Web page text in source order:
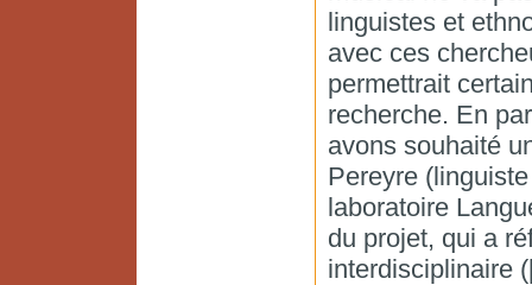
linguistes et
avec ces
permettrait
recherche. En
avons souhaité
Pereyre
laboratoire
du projet, qui a
interdisciplinaire